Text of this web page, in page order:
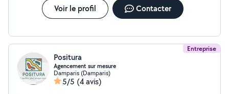
Voir le profil Contacter
Entreprise
Positura
Agencement sur mesure
Damparis (Damparis)
5/5 (4 avis)